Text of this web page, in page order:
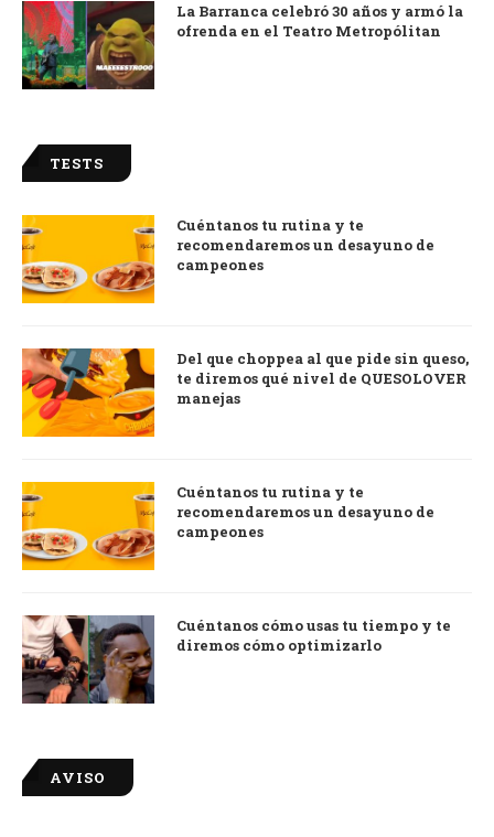
La Barranca celebró 30 años y armó la
ofrenda en el Teatro Metropólitan
TESTS
Cuéntanos tu rutina y te
recomendaremos un desayuno de
campeones
Del que choppea al que pide sin queso,
te diremos qué nivel de QUESOLOVER
manejas
Cuéntanos tu rutina y te
recomendaremos un desayuno de
campeones
Cuéntanos cómo usas tu tiempo y te
diremos cómo optimizarlo
AVISO